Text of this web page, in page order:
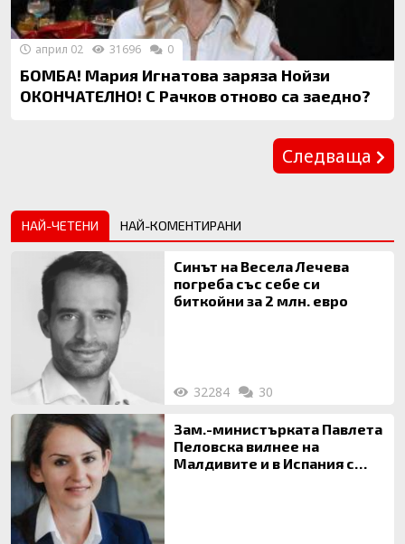
БОМБА! Мария Игнатова заряза Нойзи
ОКОНЧАТЕЛНО! С Рачков отново са заедно?
април 02 31696 0
Следваща
НАЙ-ЧЕТЕНИ НАЙ-КОМЕНТИРАНИ
Синът на Весела Лечева
погреба със себе си
биткойни за 2 млн. евро
32284 30
Зам.-министърката Павлета
Пеловска вилнее на
Малдивите и в Испания с